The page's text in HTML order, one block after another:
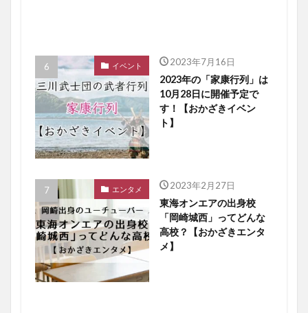
イベント 2023年7月16日
2023年の「家康行列」は
10月28日に開催予定で
す！【おかざきイベン
ト】
エンタメ 2023年2月27日
東海オンエアの出身校
「岡崎城西」ってどんな
高校？【おかざきエンタ
メ】